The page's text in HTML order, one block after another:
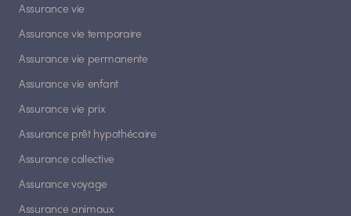
Assurance vie
Assurance vie temporaire
Assurance vie permanente
Assurance vie enfant
Assurance vie prix
Assurance prêt hypothécaire
Assurance collective
Assurance voyage
Assurance animaux